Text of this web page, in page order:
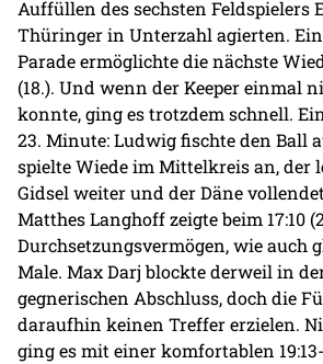
Auffüllen des sechsten Feldspielers
Thüringer in Unterzahl agierten.
Parade ermöglichte die nächste
(18.). Und wenn der Keeper einmal
konnte, ging es trotzdem schnell.
23. Minute: Ludwig fischte den Ball
spielte Wiede im Mittelkreis an, der
Gidsel weiter und der Däne
Matthes Langhoff zeigte beim 17:10
Durchsetzungsvermögen, wie auch
Male. Max Darj blockte derweil in
gegnerischen Abschluss, doch die
daraufhin keinen Treffer erzielen.
ging es mit einer komfortablen